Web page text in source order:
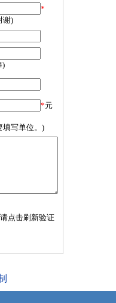
*
谢)
*元
填写单位。)